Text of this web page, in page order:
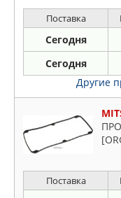
Поставка
Сегодня
Сегодня
Другие
Поставка